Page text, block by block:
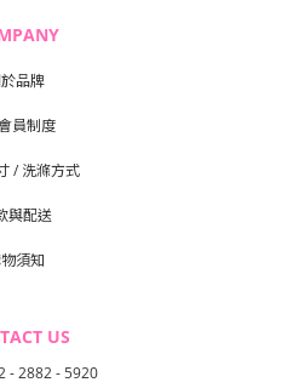
品牌
員制度
/ 洗滌方式
與配送
須知
US
- 2882 - 5920